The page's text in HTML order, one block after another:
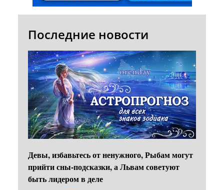
Последние новости
Девы, избавьтесь от ненужного, Рыбам могут
прийти сны-подсказки, а Львам советуют
быть лидером в деле